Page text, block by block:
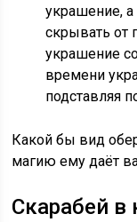
украшение, а
скрывать от
украшение
времени
подставляя
Какой бы вид
магию ему даёт
Скарабей в